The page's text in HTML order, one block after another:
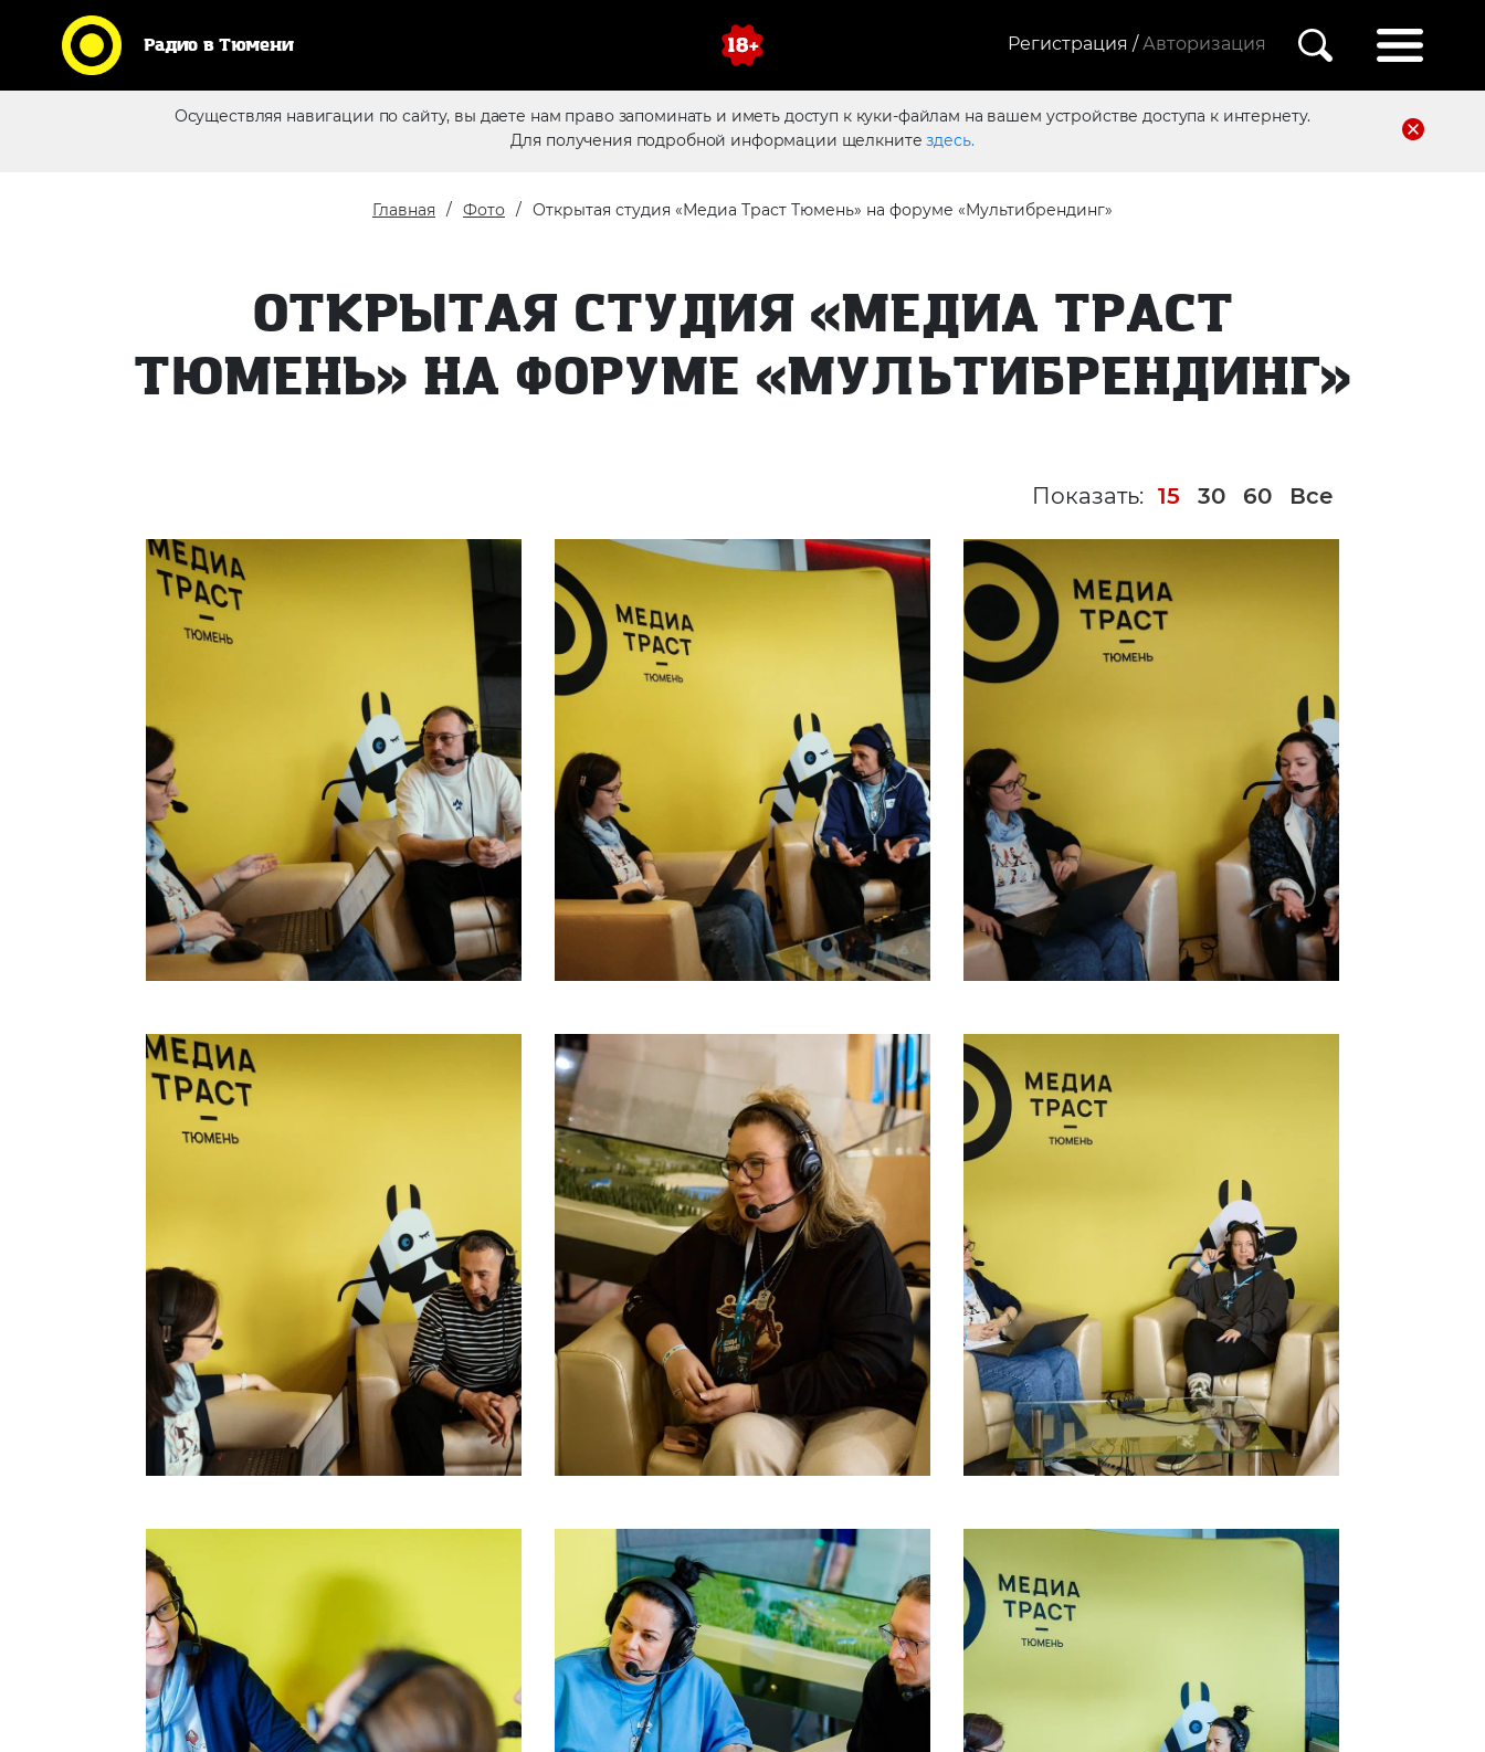
Радио в Тюмени Регистрация / Авторизация
Осуществляя навигации по сайту, вы даете нам право запоминать и иметь доступ к куки-файлам на вашем устройстве доступа к интернету.
Для получения подробной информации щелкнитездесь.
Реклама в эфире
Главная Фото Открытая студия «Медиа Траст Тюмень» на форуме «Мультибрендинг»
ОТКРЫТАЯ СТУДИЯ «МЕДИА ТРАСТ
ТЮМЕНЬ» НА ФОРУМЕ «МУЛЬТИБРЕНДИНГ»
Показать: 15 30 60 Все